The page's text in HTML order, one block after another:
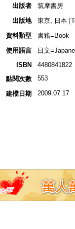
出版者
筑摩書房
出版地
東京, 日本
資料類型
書籍=Book
使用語言
日文
ISBN
4480841822
點閱次數
553
建檔日期 2009.07.17